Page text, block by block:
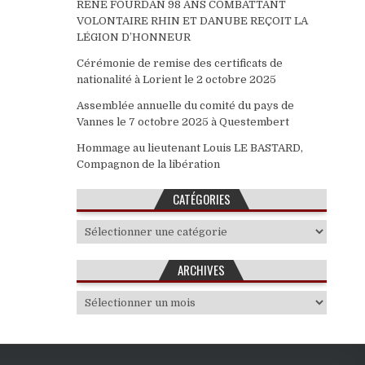
RENE FOURDAN 98 ANS COMBATTANT
VOLONTAIRE RHIN ET DANUBE REÇOIT LA
LÉGION D’HONNEUR
Cérémonie de remise des certificats de
nationalité à Lorient le 2 octobre 2025
Assemblée annuelle du comité du pays de
Vannes le 7 octobre 2025 à Questembert
Hommage au lieutenant Louis LE BASTARD,
Compagnon de la libération
CATÉGORIES
Catégories
ARCHIVES
Archives